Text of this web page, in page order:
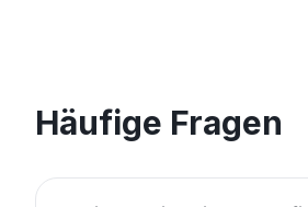
Häufige Fragen